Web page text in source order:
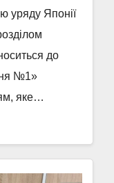
уряду Японії
до
№1»
яке…